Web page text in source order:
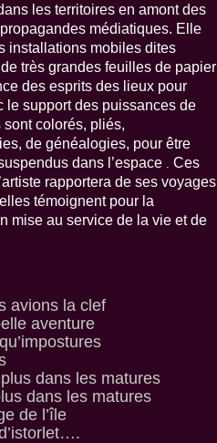
les territoires en amont des
médiatiques. Elle
installations mobiles dites
très grandes feuilles de papier
des esprits des lieux pour
le support des puissances de
sont colorés, pliés,
de généalogies, pour être
dans l’espace
Ces
rapportera de ses voyages
témoignent pour la
mise au service de la vie et de
avions la clef
aventure
dans les matures
dans les matures
de l’île